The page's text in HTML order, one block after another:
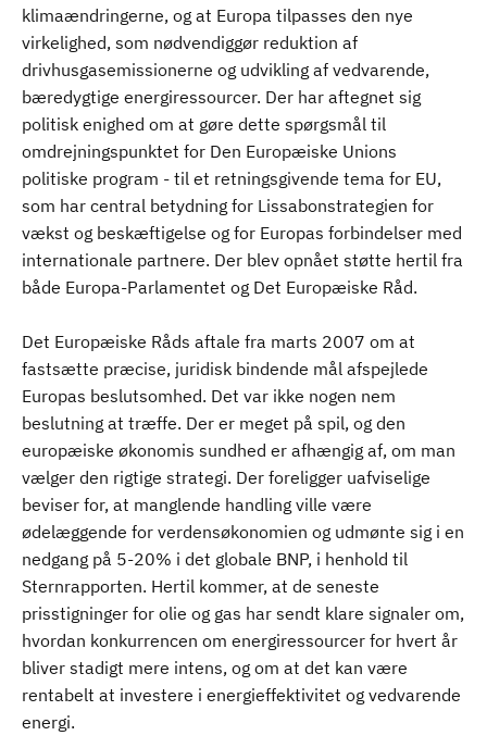
klimaændringerne, og at Europa tilpasses den nye
virkelighed, som nødvendiggør reduktion af
drivhusgasemissionerne og udvikling af vedvarende,
bæredygtige energiressourcer. Der har aftegnet sig
politisk enighed om at gøre dette spørgsmål til
omdrejningspunktet for Den Europæiske Unions
politiske program - til et retningsgivende tema for EU,
som har central betydning for Lissabonstrategien for
vækst og beskæftigelse og for Europas forbindelser med
internationale partnere. Der blev opnået støtte hertil fra
både Europa-Parlamentet og Det Europæiske Råd.
Det Europæiske Råds aftale fra marts 2007 om at
fastsætte præcise, juridisk bindende mål afspejlede
Europas beslutsomhed. Det var ikke nogen nem
beslutning at træffe. Der er meget på spil, og den
europæiske økonomis sundhed er afhængig af, om man
vælger den rigtige strategi. Der foreligger uafviselige
beviser for, at manglende handling ville være
ødelæggende for verdensøkonomien og udmønte sig i en
nedgang på 5-20% i det globale BNP, i henhold til
Sternrapporten. Hertil kommer, at de seneste
prisstigninger for olie og gas har sendt klare signaler om,
hvordan konkurrencen om energiressourcer for hvert år
bliver stadigt mere intens, og om at det kan være
rentabelt at investere i energieffektivitet og vedvarende
energi.